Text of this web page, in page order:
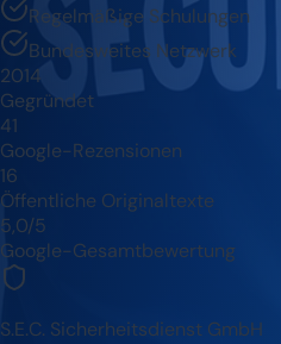
Regelmäßige Schulungen
Bundesweites Netzwerk
2014
Gegründet
41
Google-Rezensionen
16
Öffentliche Originaltexte
5,0/5
Google-Gesamtbewertung
S.E.C. Sicherheitsdienst GmbH